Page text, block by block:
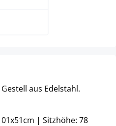
aus Edelstahl.
| Sitzhöhe: 78